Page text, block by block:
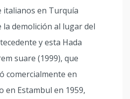
italianos en Turquía
demolición al lugar del
y esta Hada
suare (1999), que
comercialmente en
en Estambul en 1959,